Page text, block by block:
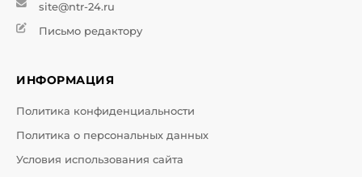
site@ntr-24.ru
Письмо редактору
ИНФОРМАЦИЯ
Политика конфиденциальности
Политика о персональных данных
Условия использования сайта